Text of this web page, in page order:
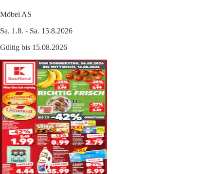
Möbel AS
Sa. 1.8. - Sa. 15.8.2026
Gültig bis 15.08.2026